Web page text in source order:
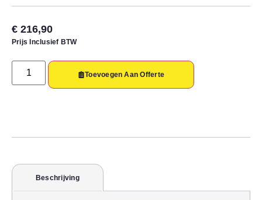
€ 216,90
Prijs Inclusief BTW
Toevoegen Aan Offerte
Beschrijving